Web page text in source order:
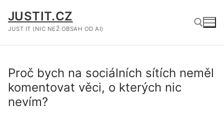
na
obsah
JUSTIT.CZ
JUST IT (NIC NEŽ OBSAH OD AI)
Proč bych na sociálních sítích neměl
komentovat věci, o kterých nic
nevím?